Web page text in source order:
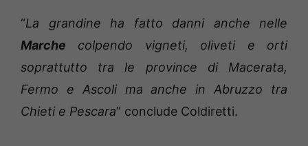
“La grandine ha fatto danni anche nelle
Marche colpendo vigneti, oliveti e orti
soprattutto tra le province di Macerata,
Fermo e Ascoli ma anche in Abruzzo tra
Chieti e Pescara” conclude Coldiretti.